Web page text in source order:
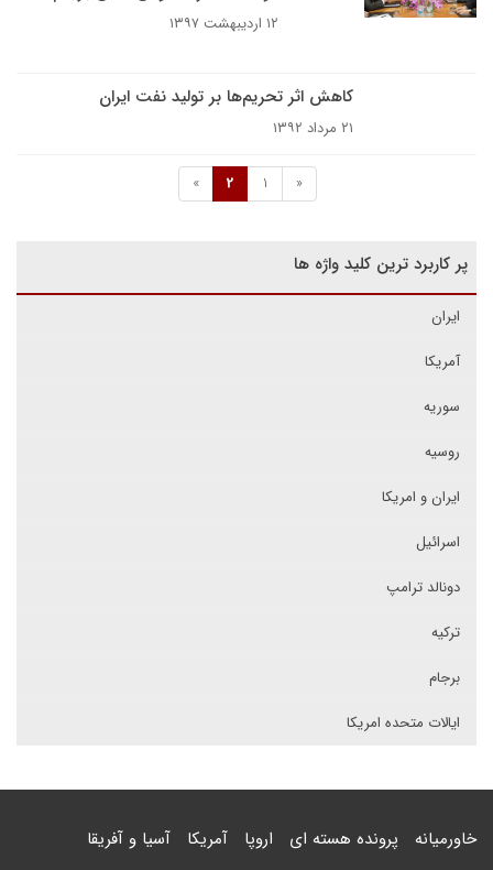
۱۲ اردیبهشت ۱۳۹۷
کاهش اثر تحریم‌ها بر تولید نفت ایران
۲۱ مرداد ۱۳۹۲
«
1
2
»
پر کاربرد ترین کلید واژه ها
ایران
آمریکا
سوریه
روسیه
ایران و امریکا
اسرائیل
دونالد ترامپ
ترکیه
برجام
ایالات متحده امریکا
خاورمیانه پرونده هسته ای اروپا آمریکا آسیا و آفریقا